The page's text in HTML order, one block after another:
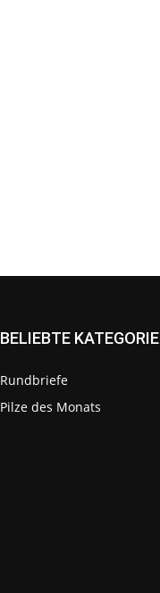
BELIEBTE KATEGORIE
Rundbriefe
Pilze des Monats